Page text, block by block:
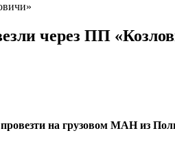
через ПП
на грузовом МАН из